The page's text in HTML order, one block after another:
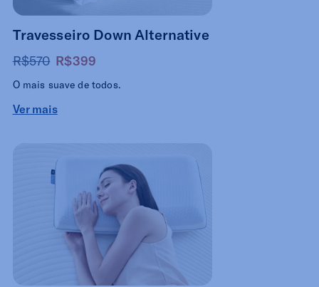
Travesseiro Down Alternative
R$570 R$399
O mais suave de todos.
Ver mais